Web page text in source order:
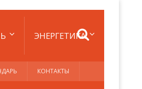
ЭНЕРГЕТИКА
КОНТАКТЫ